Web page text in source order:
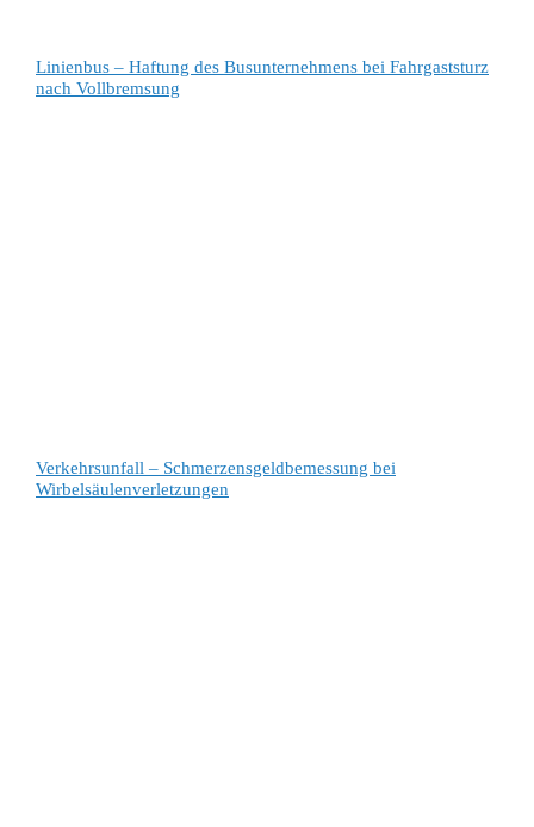
Linienbus – Haftung des Busunternehmens bei Fahrgaststurz
nach Vollbremsung
Verkehrsunfall – Schmerzensgeldbemessung bei
Wirbelsäulenverletzungen